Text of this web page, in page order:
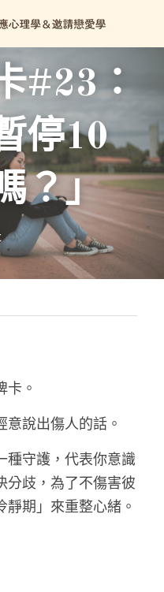
）
」
#23：
停10
？」
卡。
說出傷人的話。
種守護，代表你意識
分歧，為了不傷害彼
期」來重整心緒。